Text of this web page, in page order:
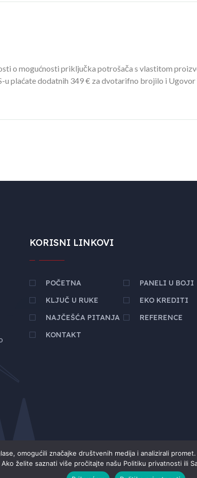
o mogućnosti priključka potrošača s vlastitom
u plaćate dodatnih 349 € za dvotarifno brojilo i
KORISNI LINKOVI
POČETNA
PANELI U BOJI
KLJUČ U RUKE
EKO KREDITI
NAJČEŠĆA PITANJA
REFERENCE
KONTAKT
omogućili značajke društvenih medija i analizirali
Ako želite saznati više pročitajte našu Politiku privatnosti ili